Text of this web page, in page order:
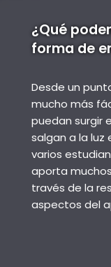
¿Qué
forma de
Desde un
mucho más
puedan surgir
salgan a la luz
varios
aporta
través de la
aspectos del